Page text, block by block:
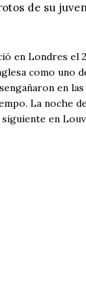
de su
en Londres el
como uno
en
La noche
en